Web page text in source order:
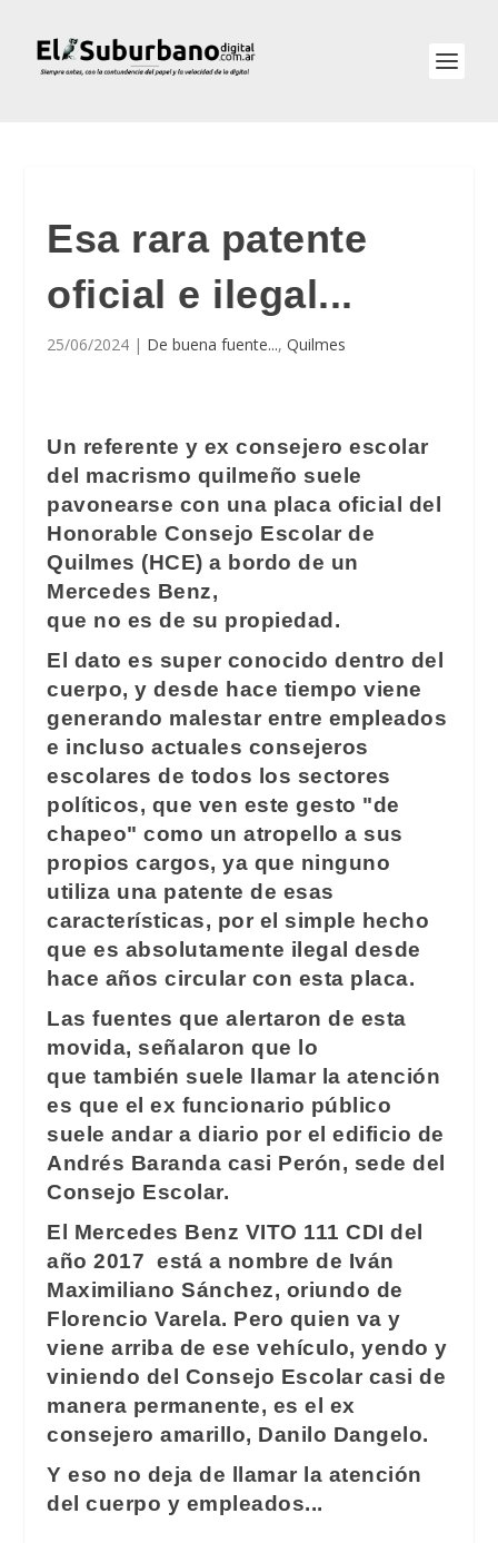
Esa rara patente
oficial e ilegal...
25/06/2024 | De buena fuente...,Quilmes
Un referente y ex consejero escolar
del macrismo quilmeño suele
pavonearse con una placa oficial del
Honorable Consejo Escolar de
Quilmes (HCE) a bordo de un
Mercedes Benz,
que no es de su propiedad.
El dato es super conocido dentro del
cuerpo, y desde hace tiempo viene
generando malestar entre empleados
e incluso actuales consejeros
escolares de todos los sectores
políticos, que ven este gesto "de
chapeo" como un atropello a sus
propios cargos, ya que ninguno
utiliza una patente de esas
características, por el simple hecho
que es absolutamente ilegal desde
hace años circular con esta placa.
Las fuentes que alertaron de esta
movida, señalaron que lo
que también suele llamar la atención
es que el ex funcionario público
suele andar a diario por el edificio de
Andrés Baranda casi Perón, sede del
Consejo Escolar.
El Mercedes Benz VITO 111 CDI del
año 2017 está a nombre de Iván
Maximiliano Sánchez, oriundo de
Florencio Varela. Pero quien va y
viene arriba de ese vehículo, yendo y
viniendo del Consejo Escolar casi de
manera permanente, es el ex
consejero amarillo, Danilo Dangelo.
Y eso no deja de llamar la atención
del cuerpo y empleados...